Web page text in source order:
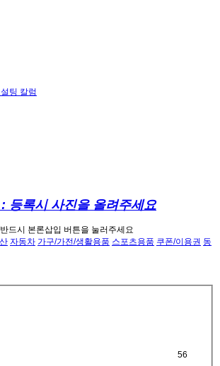
팅 칼럼
: 등록시 사진을 올려주세요
드시 본론삽입 버튼을 눌러주세요
자동차 가구/가전/생활용품 스포츠용품 쿠폰/이용권 동
56